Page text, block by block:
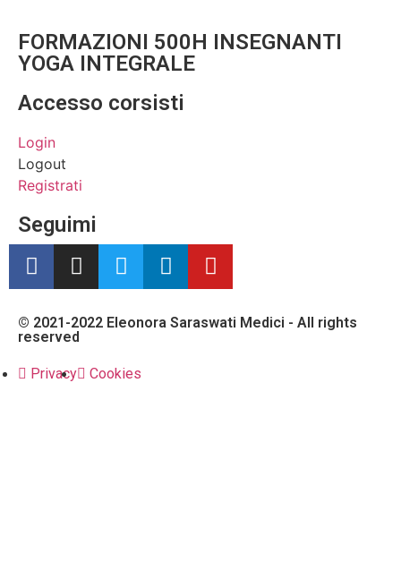
FORMAZIONI 500H INSEGNANTI
YOGA INTEGRALE
Accesso corsisti
Login
Logout
Registrati
Seguimi
© 2021-2022 Eleonora Saraswati Medici - All rights
reserved
Privacy Cookies